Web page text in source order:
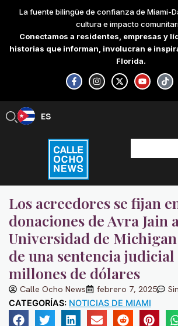
content
La fuente bilingüe de confianza de Miami-
cultura e impacto
Conectamos a residentes, empresas y
historias que informan, involucran e
Florida.
F
a
c
e
-
f
I
n
s
t
X
-
t
w
Y
o
u
t
T
i
k
t
ES
EN
Los acreedores se fijan
donaciones de Avra ​​Jain
Universidad de
de una sentencia judicial
millones de dólares
Calle Ocho News febrero 7, 2025
CATEGORÍAS: NOTICIAS DE MIAMI